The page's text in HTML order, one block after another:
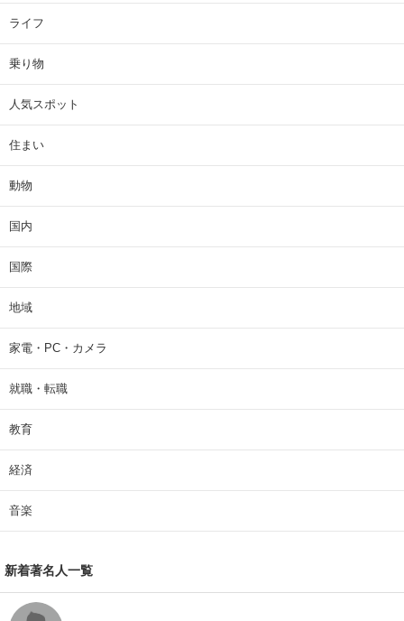
ライフ
乗り物
人気スポット
住まい
動物
国内
国際
地域
家電・PC・カメラ
就職・転職
教育
経済
音楽
新着著名人一覧